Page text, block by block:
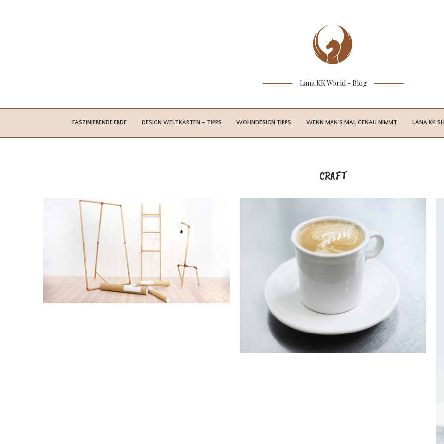
Lana KK World - Blog
FASZINIERENDE ERDE DESIGN WELTKARTEN – TIPPS WOHNDESIGN TIPPS WENN MAN´S MAL GENAU NIMMT LANA KK
CRAFT